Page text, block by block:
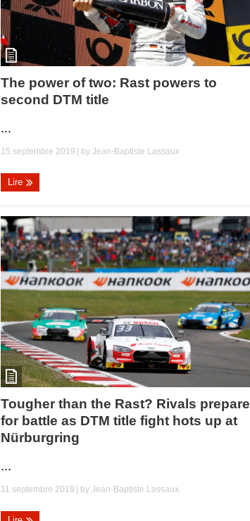
The power of two: Rast powers to
second DTM title
...
15 septembre 2019 | byJean-Baptiste Lassaux
Lire
Tougher than the Rast? Rivals prepare
for battle as DTM title fight hots up at
Nürburgring
...
11 septembre 2019 | byJean-Baptiste Lassaux